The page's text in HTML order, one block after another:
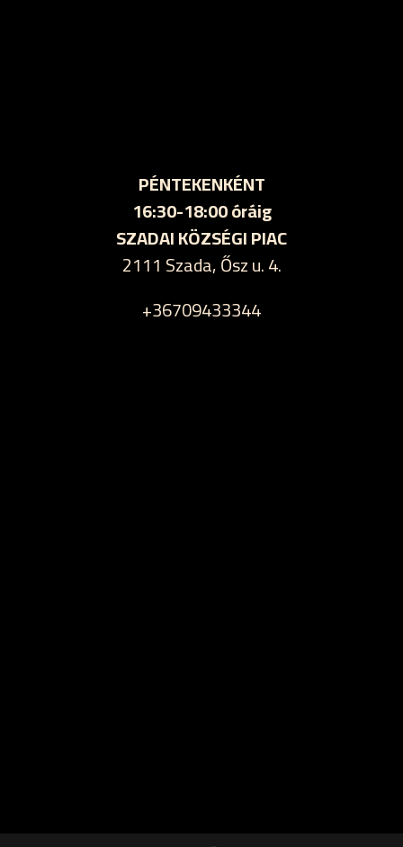
PÉNTEKENKÉNT
16:30-18:00 óráig
SZADAI KÖZSÉGI PIAC
2111 Szada, Ősz u. 4.
+36709433344